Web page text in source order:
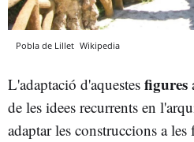
Pobla de Lillet Wikipedia
L'adaptació d'aquestes figures
de les idees recurrents en
adaptar les construccions a les